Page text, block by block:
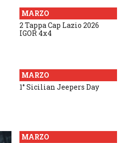
MARZO
2 Tappa Cap Lazio 2026
IGOR 4x4
MARZO
1° Sicilian Jeepers Day
MARZO